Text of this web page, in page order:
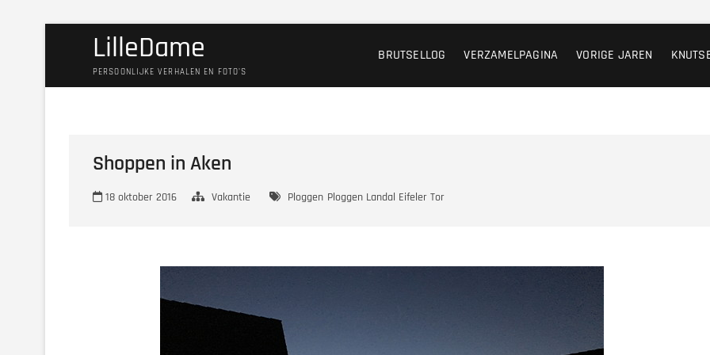
inhoud
LilleDame
PERSOONLIJKE VERHALEN EN FOTO'S
BRUTSELLOG VERZAMELPAGINA VORIGE JAREN
Shoppen in Aken
18 oktober 2016 Vakantie Ploggen Ploggen Landal Eifeler Tor